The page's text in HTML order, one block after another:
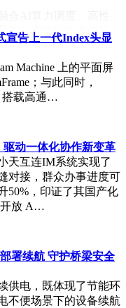
有前瞻性的参考架构。
与验收提供明确标尺，
基础设施的平滑替代与
云的调研报告进行了深
多个层面，剖析了金融
就VMware更替、AI应
进行了广泛交流。同
建云用云研究报告——
报告将与虚拟化国家
供可量化、可评估的技
软件的标准化与自主化
牵头的虚拟化国家标准
与领导力，是推动云计
编制修订过程中，云宏
宣告上一代Index头显
Machine 上的平面屏
；与此同时，
搭载高通…
动一体化协作新变革
天互连IM系统实现了
对接，群众办事进度可
50%，印证了其国产化
开放 A…
署续航 守护桥梁安全
供电，既体现了节能环
不便场景下的设备续航